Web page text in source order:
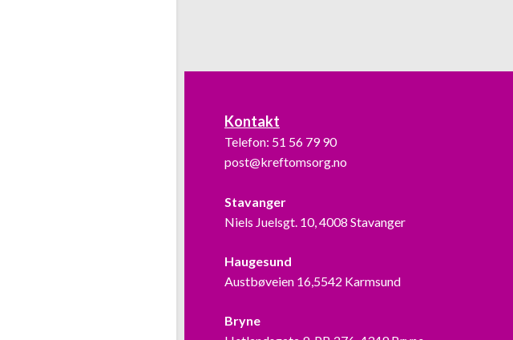
Kontakt
Telefon: 51 56 79 90
post@kreftomsorg.no
Stavanger
Niels Juelsgt. 10, 4008 Stavanger
Haugesund
Austbøveien 16,5542 Karmsund
Bryne